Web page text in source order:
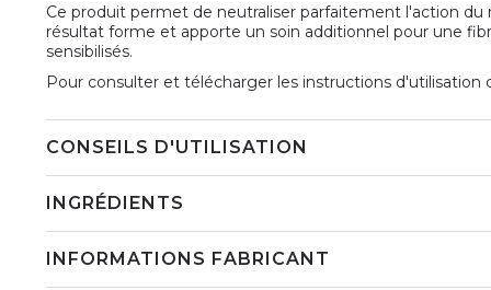
Ce produit permet de neutraliser parfaitement l'action
résultat forme et apporte un soin additionnel pour une
sensibilisés.
Pour consulter et télécharger les instructions d'utilisation
CONSEILS D'UTILISATION
INGRÉDIENTS
INFORMATIONS FABRICANT